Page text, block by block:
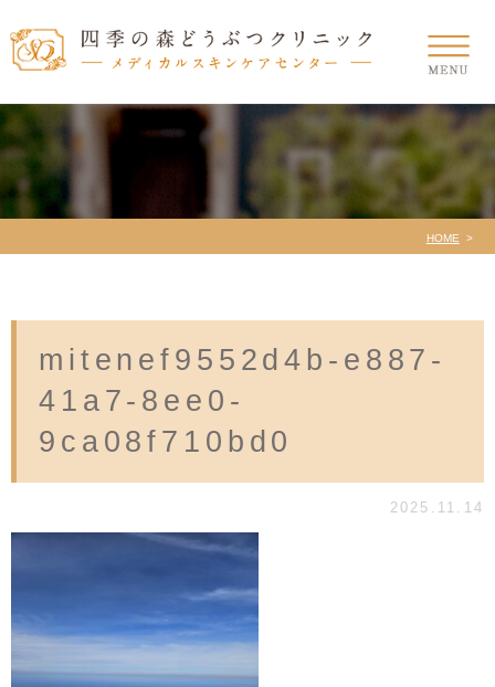
HOME
mitenef9552d4b-e887-
41a7-8ee0-
9ca08f710bd0
2025.11.14